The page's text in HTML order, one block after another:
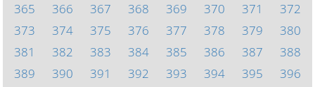
365
366 367 368 369 370 371
372
373
374 375 376 377 378 379
380
381
382 383 384 385 386 387
388
389
390 391 392 393 394 395 396